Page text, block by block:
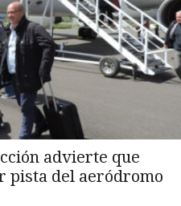
advierte que
pista del aeródromo